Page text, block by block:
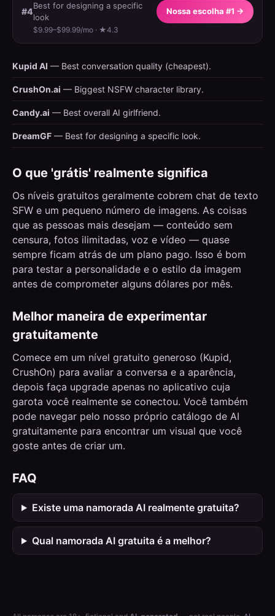
#4
Best for designing a specific
look
$9.99–$99.99/mo · ★4.3
Nossa escolha #1 →
Kupid AI — Best conversation quality (cheapest).
CrushOn.ai — Biggest NSFW character library.
Candy.ai — Best overall AI girlfriend.
DreamGF — Best for designing a specific look.
O que 'grátis' realmente significa
Os níveis gratuitos geralmente cobrem chat de texto
SFW e um pequeno número de imagens. As coisas
que as pessoas mais desejam — conteúdo sem
censura, fotos ilimitadas, voz e vídeo — quase
sempre ficam atrás de um plano pago. Isso é bom
para testar a personalidade e o estilo da imagem
antes de comprometer alguns dólares por mês.
Melhor maneira de experimentar
gratuitamente
Comece em um nível gratuito generoso (Kupid,
CrushOn) para avaliar a conversa e a aparência,
depois faça upgrade apenas no aplicativo cuja
garota você realmente se conectou. Você também
pode navegar pelo nosso próprio catálogo de AI
gratuitamente para encontrar um visual que você
goste antes de criar um.
FAQ
Existe uma namorada AI realmente gratuita?
Qual namorada AI gratuita é a melhor?